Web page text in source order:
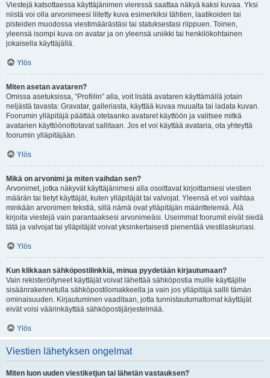
Viestejä katsottaessa käyttäjänimen vieressä saattaa näkyä kaksi kuvaa. Yksi
niistä voi olla arvonimeesi liitetty kuva esimerkiksi tähtien, laatikoiden tai
pisteiden muodossa viestimäärästäsi tai statuksestasi riippuen. Toinen,
yleensä isompi kuva on avatar ja on yleensä uniikki tai henkilökohtainen
jokaisella käyttäjällä.
Ylös
Miten asetan avataren?
Omissa asetuksissa, “Profiilin” alla, voit lisätä avataren käyttämällä jotain
neljästä tavasta: Gravatar, galleriasta, käyttää kuvaa muualta tai ladata kuvan.
Foorumin ylläpitäjä päättää otetaanko avataret käyttöön ja valitsee mitkä
avatarien käyttöönottotavat sallitaan. Jos et voi käyttää avataria, ota yhteyttä
foorumin ylläpitäjään.
Ylös
Mikä on arvonimi ja miten vaihdan sen?
Arvonimet, jotka näkyvät käyttäjänimesi alla osoittavat kirjoittamiesi viestien
määrän tai tietyt käyttäjät, kuten ylläpitäjät tai valvojat. Yleensä et voi vaihtaa
minkään arvonimen tekstiä, sillä nämä ovat ylläpitäjän määrittelemiä. Älä
kirjoita viestejä vain parantaaksesi arvonimeäsi. Useimmat foorumit eivät siedä
tätä ja valvojat tai ylläpitäjät voivat yksinkertaisesti pienentää viestilaskuriasi.
Ylös
Kun klikkaan sähköpostilinkkiä, minua pyydetään kirjautumaan?
Vain rekisteröityneet käyttäjät voivat lähettää sähköpostia muille käyttäjille
sisäänrakennetulla sähköpostilomakkeella ja vain jos ylläpitäjä sallii tämän
ominaisuuden. Kirjautuminen vaaditaan, jotta tunnistautumattomat käyttäjät
eivät voisi väärinkäyttää sähköpostijärjestelmää.
Ylös
Viestien lähetyksen ongelmat
Miten luon uuden viestiketjun tai lähetän vastauksen?